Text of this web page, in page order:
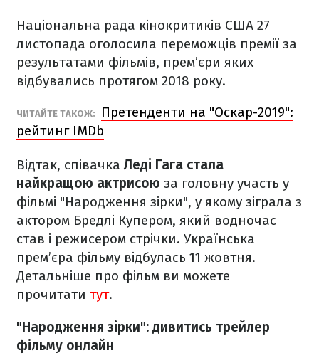
Національна рада кінокритиків США 27
листопада оголосила переможців премії за
результатами фільмів, прем’єри яких
відбувались протягом 2018 року.
ЧИТАЙТЕ ТАКОЖ:
Претенденти на "Оскар-2019":
рейтинг IMDb
Відтак, співачка Леді Гага стала
найкращою актрисою за головну участь у
фільмі "Народження зірки", у якому зіграла з
актором Бредлі Купером, який водночас
став і режисером стрічки. Українська
прем’єра фільму відбулась 11 жовтня.
Детальніше про фільм ви можете
прочитати тут.
"Народження зірки": дивитись трейлер
фільму онлайн